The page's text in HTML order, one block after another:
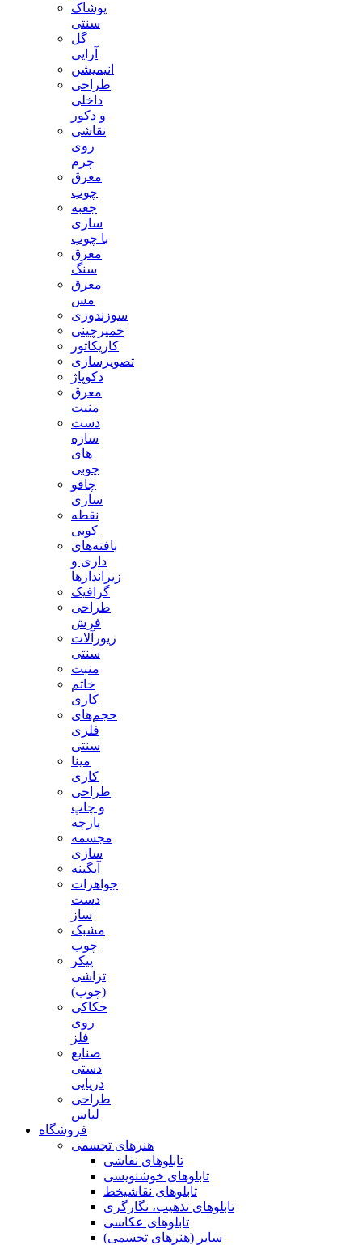
پوشاک
سنتی
گل
آرایی
انیمیشن
طراحی
داخلی
و دکور
نقاشی
روی
چرم
معرق
چوب
جعبه
سازی
با چوب
معرق
سنگ
معرق
مس
سوزندوزی
خمیرچینی
کاریکاتور
تصویرسازی
دکوپاژ
معرق
منبت
دست
سازه
های
چوبی
چاقو
سازی
نقطه
کوبی
بافته‌های
داری و
زیراندازها
گرافیک
طراحی
فرش
زیورآلات
سنتی
منبت
خاتم
کاری
حجم‌های
فلزی
سنتی
مینا
کاری
طراحی
و چاپ
پارچه
مجسمه
سازی
آبگینه
جواهرات
دست
ساز
مشبک
چوب
پیکر
تراشی
(چوب)
حکاکی
روی
فلز
صنایع
دستی
دریایی
طراحی
لباس
فروشگاه
هنرهای تجسمی
تابلوهای نقاشی
تابلوهای خوشنویسی
تابلوهای نقاشیخط
تابلوهای تذهیب، نگارگری
تابلوهای عکاسی
سایر (هنرهای تجسمی)